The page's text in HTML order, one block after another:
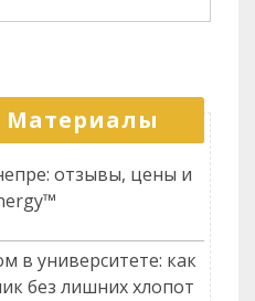
компаний
Материалы
отзывы, цены и
в университете: как
без лишних хлопот